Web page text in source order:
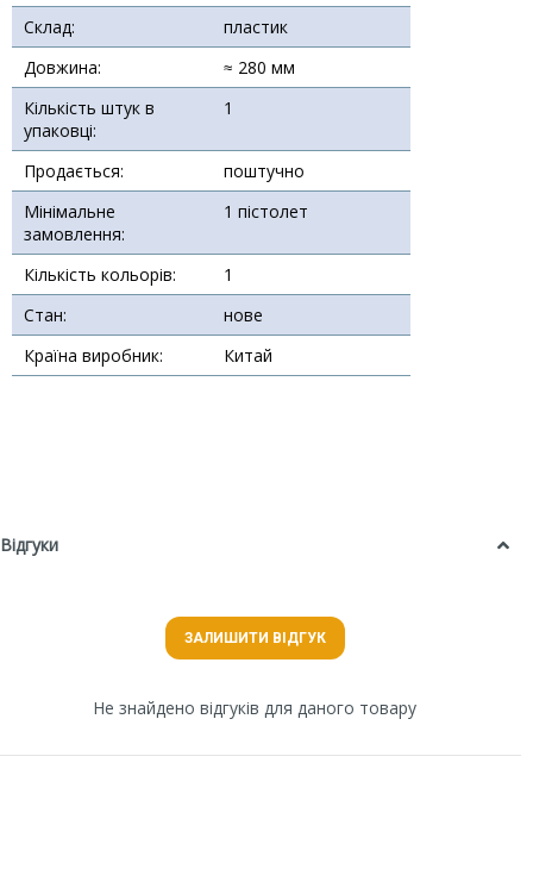
Склад:
пластик
Довжина:
≈ 280 мм
Кількість штук в
упаковці:
1
Продається:
поштучно
Мінімальне
замовлення:
1 пістолет
Кількість кольорів:
1
Стан:
нове
Країна виробник:
Китай
Відгуки
ЗАЛИШИТИ ВІДГУК
Не знайдено відгуків для даного товару